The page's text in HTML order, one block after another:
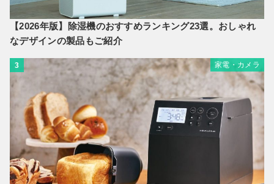
【2026年版】除湿機のおすすめランキング23選。おしゃれ
なデザインの製品もご紹介
3 家電・カメラ